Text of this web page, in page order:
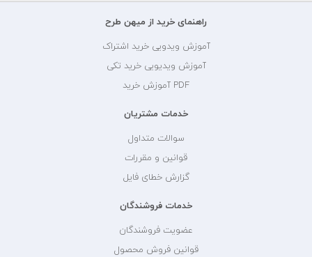
راهنمای خرید از میهن طرح
آموزش ویدویی خرید اشتراک
آموزش ویدیویی خرید تکی
PDF آموزش خرید
خدمات مشتریان
سوالات متداول
قوانین و مقررات
گزارش خطای فایل
خدمات فروشندگان
عضویت فروشندگان
قوانین فروش محصول